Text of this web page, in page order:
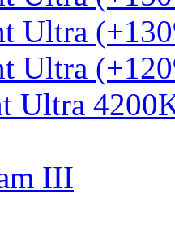
Ultra
Ultra
Ultra
III